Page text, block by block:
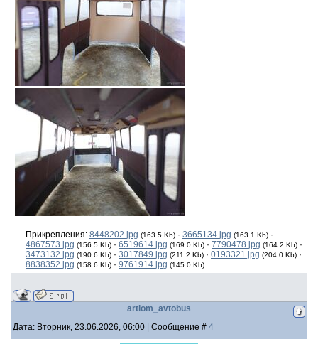
Прикрепления: 8448202.jpg (163.5 Kb) · 3665134.jpg (163.1 Kb) ·
4867573.jpg (156.5 Kb) · 6519614.jpg (169.0 Kb) · 7790478.jpg (164.2 Kb) ·
3473132.jpg (190.6 Kb) · 3017849.jpg (211.2 Kb) · 0193321.jpg (204.0 Kb) ·
8838352.jpg (158.6 Kb) · 9761914.jpg (145.0 Kb)
artiom_avtobus
Дата: Вторник, 23.06.2026, 06:00 | Сообщение # 4